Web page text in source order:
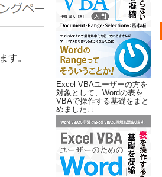
す。
Excel VBAユーザーの方を
対象として、Wordの表を
VBAで操作する基礎をまと
めました↓↓